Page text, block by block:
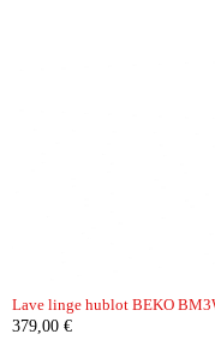
Lave linge hublot BEKO
379,00 €